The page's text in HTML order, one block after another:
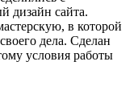
дизайн сайта.
в которой
дела. Сделан
условия работы